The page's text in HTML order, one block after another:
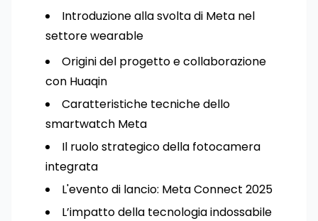
Introduzione alla svolta di Meta nel
settore wearable
Origini del progetto e collaborazione
con Huaqin
Caratteristiche tecniche dello
smartwatch Meta
Il ruolo strategico della fotocamera
integrata
L'evento di lancio: Meta Connect 2025
L’impatto della tecnologia indossabile